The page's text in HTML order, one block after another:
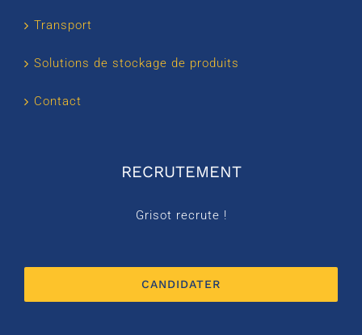
Transport
Solutions de stockage de produits
Contact
RECRUTEMENT
Grisot recrute !
CANDIDATER